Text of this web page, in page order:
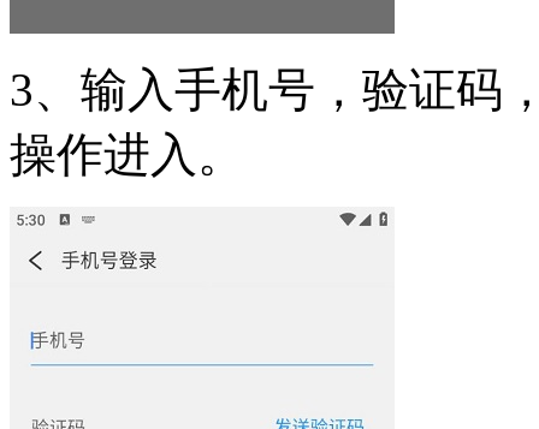
3、输入手机号，验证码
操作进入。